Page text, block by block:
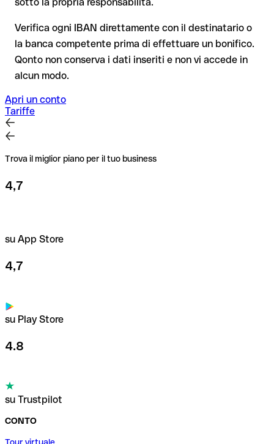
esclusivamente da LCL Banque Privee stessa o tramite un
Consiglio: verifica ogni IBAN prima di un bonifico con il nostro
per importi elevati o nuovi rapporti commerciali.
Verifica ogni IBAN direttamente con il destinatario o
la banca competente prima di effettuare un bonifico.
Qonto non conserva i dati inseriti e non vi accede in
alcun modo.
Apri un conto
Tariffe
Trova il miglior piano per il tuo business
4,7
su App Store
4,7
su Play Store
4.8
su Trustpilot
CONTO